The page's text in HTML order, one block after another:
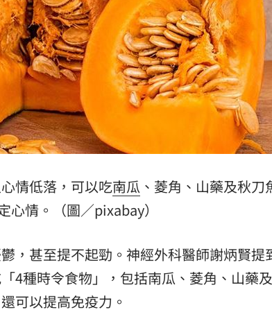
情低落，可以吃南瓜 、菱角、山藥及秋刀
心情。（圖／pixabay）
，甚至提不起勁。神經外科醫師謝炳賢提
4種時令食物」，包括南瓜、菱角、山藥
可以提高免疫力。